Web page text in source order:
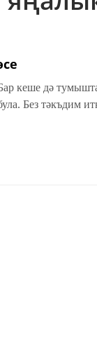
кеше дә
Без тәкъдим